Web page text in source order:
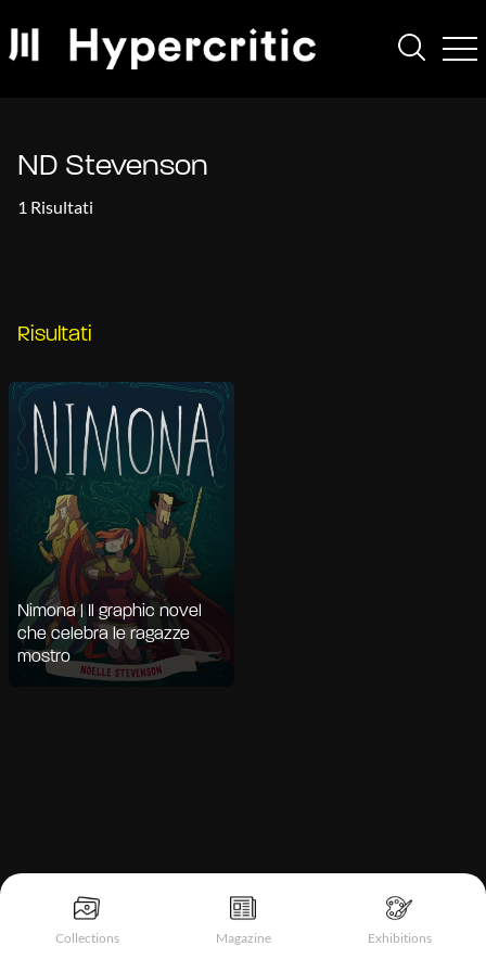
Collections Magazine Exhibitions
ND Stevenson
1 Risultati
Risultati
Nimona | Il graphic novel
che celebra le ragazze
mostro
Informativa sulla raccolta